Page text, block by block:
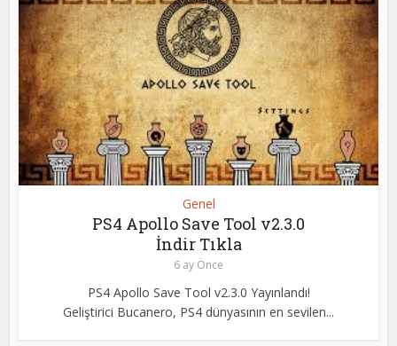
Genel
PS4 Apollo Save Tool v2.3.0
İndir Tıkla
6 ay Önce
PS4 Apollo Save Tool v2.3.0 Yayınlandı!
Geliştirici Bucanero, PS4 dünyasının en sevilen...